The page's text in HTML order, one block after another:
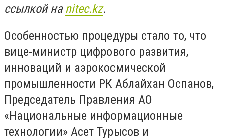
ссылкой наnitec.kz.
Особенностью процедуры стало то, что
вице-министр цифрового развития,
инноваций и аэрокосмической
промышленности РК Аблайхан Оспанов,
Председатель Правления АО
«Национальные информационные
технологии» Асет Турысов и